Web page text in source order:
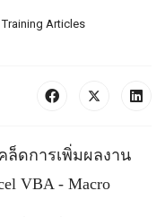
Training Articles
ล็ดการเพิ่มผลงาน
VBA - Macro